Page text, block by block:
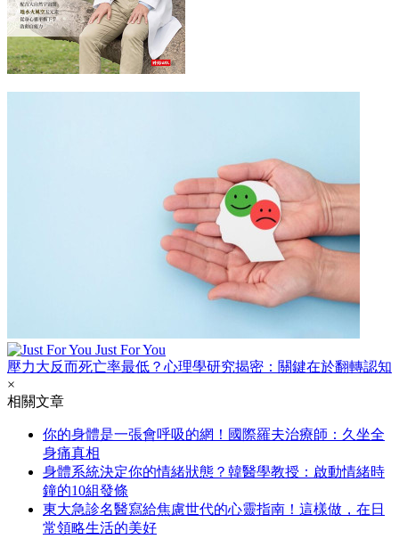
Just For You
壓力大反而死亡率最低？心理學研究揭密：關鍵在於翻轉認知
×
相關文章
你的身體是一張會呼吸的網！國際羅夫治療師：久坐全
身痛真相
身體系統決定你的情緒狀態？韓醫學教授：啟動情緒時
鐘的10組發條
東大急診名醫寫給焦慮世代的心靈指南！這樣做，在日
常領略生活的美好